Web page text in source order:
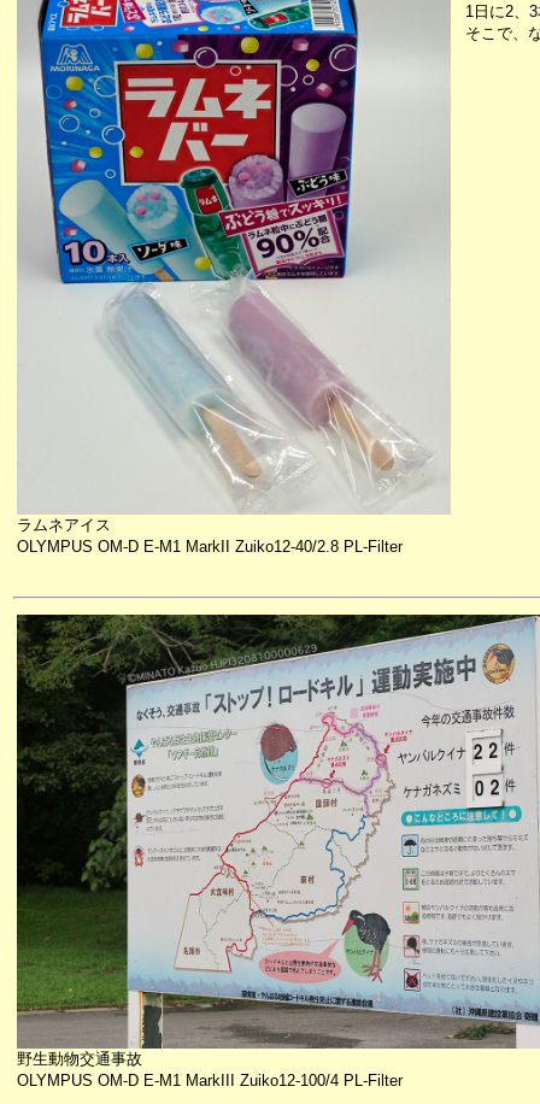
ラムネアイス
OLYMPUS OM-D E-M1 MarkII Zuiko12-40/2.8 PL-Filter
1日に2、
そこで、
野生動物交通事故
OLYMPUS OM-D E-M1 MarkIII Zuiko12-100/4 PL-Filter